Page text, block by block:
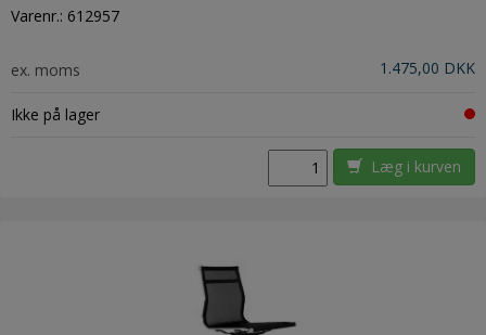
Varenr.: 612957
ex. moms 1.475,00 DKK
Ikke på lager
Læg i kurven